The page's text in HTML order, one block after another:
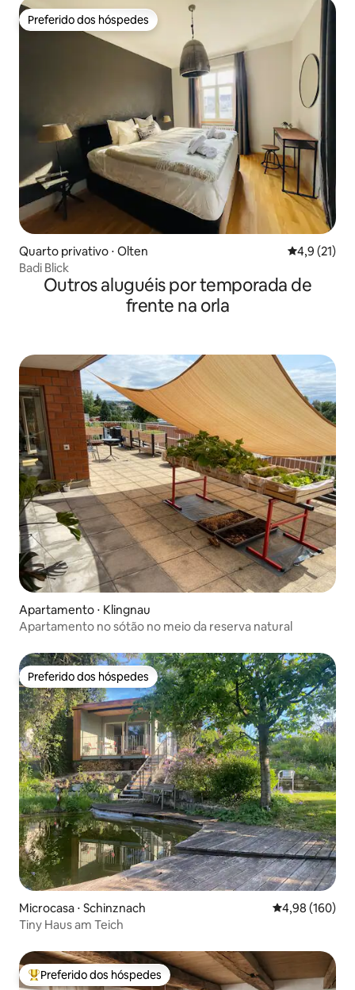
Preferido dos hóspedes
Preferido dos hóspedes
Quarto privativo ⋅ Olten 4,9 de uma
4,9 (21)
Badi Blick
Outros aluguéis por temporada de
frente na orla
Apartamento ⋅ Klingnau
Apartamento no sótão no meio da reserva natural
Preferido dos hóspedes
Preferido dos hóspedes
Microcasa ⋅ Schinznach 4,98 de uma
4,98 (160)
Tiny Haus am Teich
Entre os melhores preferidos dos hóspedes
Preferido dos hóspedes